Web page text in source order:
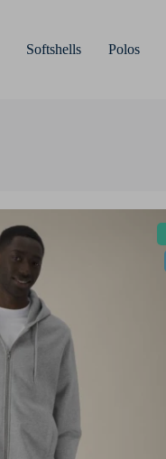
Softshells Polos